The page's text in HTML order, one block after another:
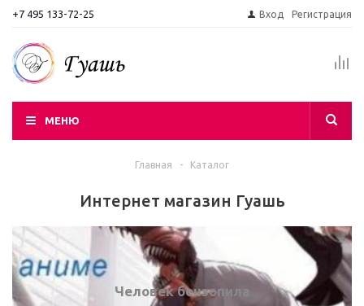
+7 495 133-72-25 Вход Регистрация
МЕНЮ
Главная - Каталог
Интернет магазин Гуашь
Человек бензопила